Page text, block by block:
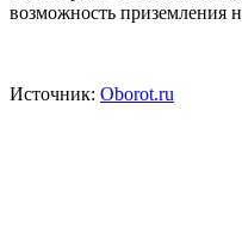
возможность приземления
Источник: Oborot.ru